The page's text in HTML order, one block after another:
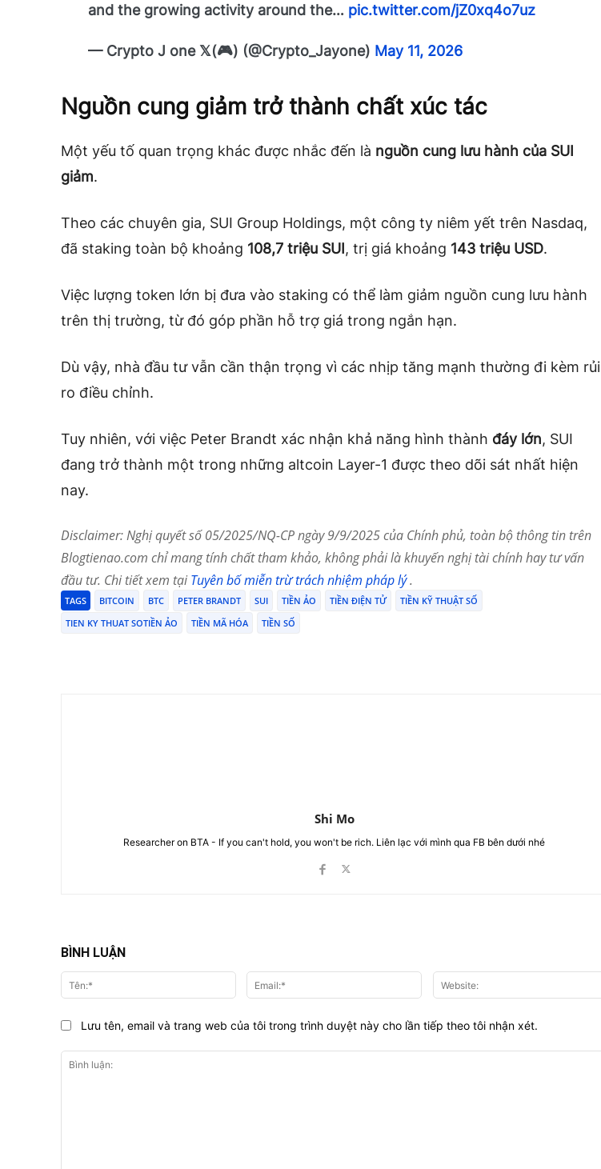
and the growing activity around the… pic.twitter.com/jZ0xq4o7uz
— Crypto J one 𝕏(🎮) (@Crypto_Jayone) May 11, 2026
Nguồn cung giảm trở thành chất xúc tác
Một yếu tố quan trọng khác được nhắc đến là nguồn cung lưu hành của SUI
giảm.
Theo các chuyên gia, SUI Group Holdings, một công ty niêm yết trên Nasdaq,
đã staking toàn bộ khoảng 108,7 triệu SUI, trị giá khoảng 143 triệu USD.
Việc lượng token lớn bị đưa vào staking có thể làm giảm nguồn cung lưu hành
trên thị trường, từ đó góp phần hỗ trợ giá trong ngắn hạn.
Dù vậy, nhà đầu tư vẫn cần thận trọng vì các nhịp tăng mạnh thường đi kèm rủi
ro điều chỉnh.
Tuy nhiên, với việc Peter Brandt xác nhận khả năng hình thành đáy lớn, SUI
đang trở thành một trong những altcoin Layer-1 được theo dõi sát nhất hiện
nay.
Disclaimer: Nghị quyết số 05/2025/NQ-CP ngày 9/9/2025 của Chính phủ, toàn bộ thông tin trên
Blogtienao.com chỉ mang tính chất tham khảo, không phải là khuyến nghị tài chính hay tư vấn
đầu tư. Chi tiết xem tạiTuyên bố miễn trừ trách nhiệm pháp lý.
TAGS BITCOIN BTC PETER BRANDT SUI TIỀN ẢO TIỀN ĐIỆN TỬ
TIỀN KỸ THUẬT SỐ
TIEN KY THUAT SOTIỀN ẢO
TIỀN MÃ HÓA TIỀN SỐ
Shi Mo
Researcher on BTA - If you can't hold, you won't be rich. Liên lạc với mình qua FB bên dưới nhé
BÌNH LUẬN
Tên:* Email:*
Lưu tên, email và trang web của tôi trong trình duyệt này cho lần tiếp theo tôi nhận xét.